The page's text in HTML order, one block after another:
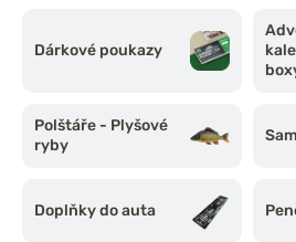
výběr pro každého, kdo si chce
stylově – nebo potěšit jiného
Dárkové poukazy
Polštáře - Plyšové
ryby
Doplňky do auta